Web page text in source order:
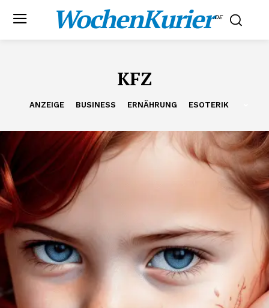
WochenKurier.DE
KFZ
ANZEIGE BUSINESS ERNÄHRUNG ESOTERIK